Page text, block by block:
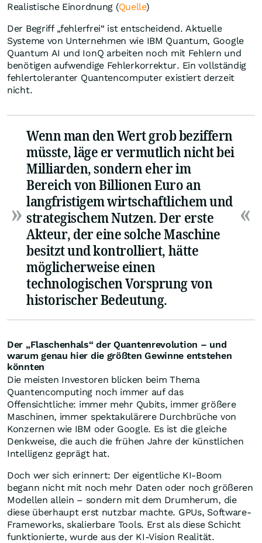
Realistische Einordnung (Quelle)
Der Begriff „fehlerfrei“ ist entscheidend. Aktuelle
Systeme von Unternehmen wie IBM Quantum, Google
Quantum AI und IonQ arbeiten noch mit Fehlern und
benötigen aufwendige Fehlerkorrektur. Ein vollständig
fehlertoleranter Quantencomputer existiert derzeit
nicht.
Wenn man den Wert grob beziffern
müsste, läge er vermutlich nicht bei
Milliarden, sondern eher im
Bereich von Billionen Euro an
langfristigem wirtschaftlichem und
strategischem Nutzen. Der erste
Akteur, der eine solche Maschine
besitzt und kontrolliert, hätte
möglicherweise einen
technologischen Vorsprung von
historischer Bedeutung.
Der „Flaschenhals“ der Quantenrevolution – und
warum genau hier die größten Gewinne entstehen
könnten
Die meisten Investoren blicken beim Thema
Quantencomputing noch immer auf das
Offensichtliche: immer mehr Qubits, immer größere
Maschinen, immer spektakulärere Durchbrüche von
Konzernen wie IBM oder Google. Es ist die gleiche
Denkweise, die auch die frühen Jahre der künstlichen
Intelligenz geprägt hat.
Doch wer sich erinnert: Der eigentliche KI-Boom
begann nicht mit noch mehr Daten oder noch größeren
Modellen allein – sondern mit dem Drumherum, die
diese überhaupt erst nutzbar machte. GPUs, Software-
Frameworks, skalierbare Tools. Erst als diese Schicht
funktionierte, wurde aus der KI-Vision Realität.